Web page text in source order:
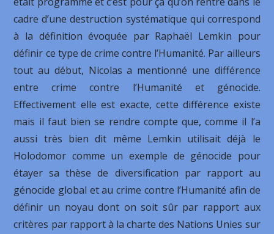
cadre d’une destruction systématique qui correspond
à la définition évoquée par Raphaël Lemkin pour
définir ce type de crime contre l’Humanité. Par ailleurs
tout au début, Nicolas a mentionné une différence
entre crime contre l’Humanité et génocide.
Effectivement elle est exacte, cette différence existe
mais il faut bien se rendre compte que, comme il l’a
aussi très bien dit même Lemkin utilisait déjà le
Holodomor comme un exemple de génocide pour
étayer sa thèse de diversification par rapport au
génocide global et au crime contre l’Humanité afin de
définir un noyau dont on soit sûr par rapport aux
critères par rapport à la charte des Nations Unies sur